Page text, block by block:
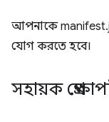
আপনাকে
যোগ করতে হবে।
সহায়ক